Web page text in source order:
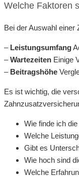
Welche Faktoren
Bei der Auswahl
– Leistungsumfang
–Wartezeiten Einige
– Beitragshöhe
Es ist wichtig, die
Wie finde ich
Welche
Gibt es
Wie hoch sind
Welche